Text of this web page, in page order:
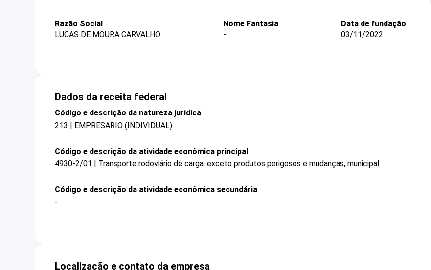
Razão Social
LUCAS DE MOURA CARVALHO
Nome Fantasia
-
Data de fundação
03/11/2022
Dados da receita federal
Código e descrição da natureza jurídica
213 | EMPRESARIO (INDIVIDUAL)
Código e descrição da atividade econômica principal
4930-2/01 | Transporte rodoviário de carga, exceto produtos perigosos e mudanças, municipal.
Código e descrição da atividade econômica secundária
-
Localização e contato da empresa